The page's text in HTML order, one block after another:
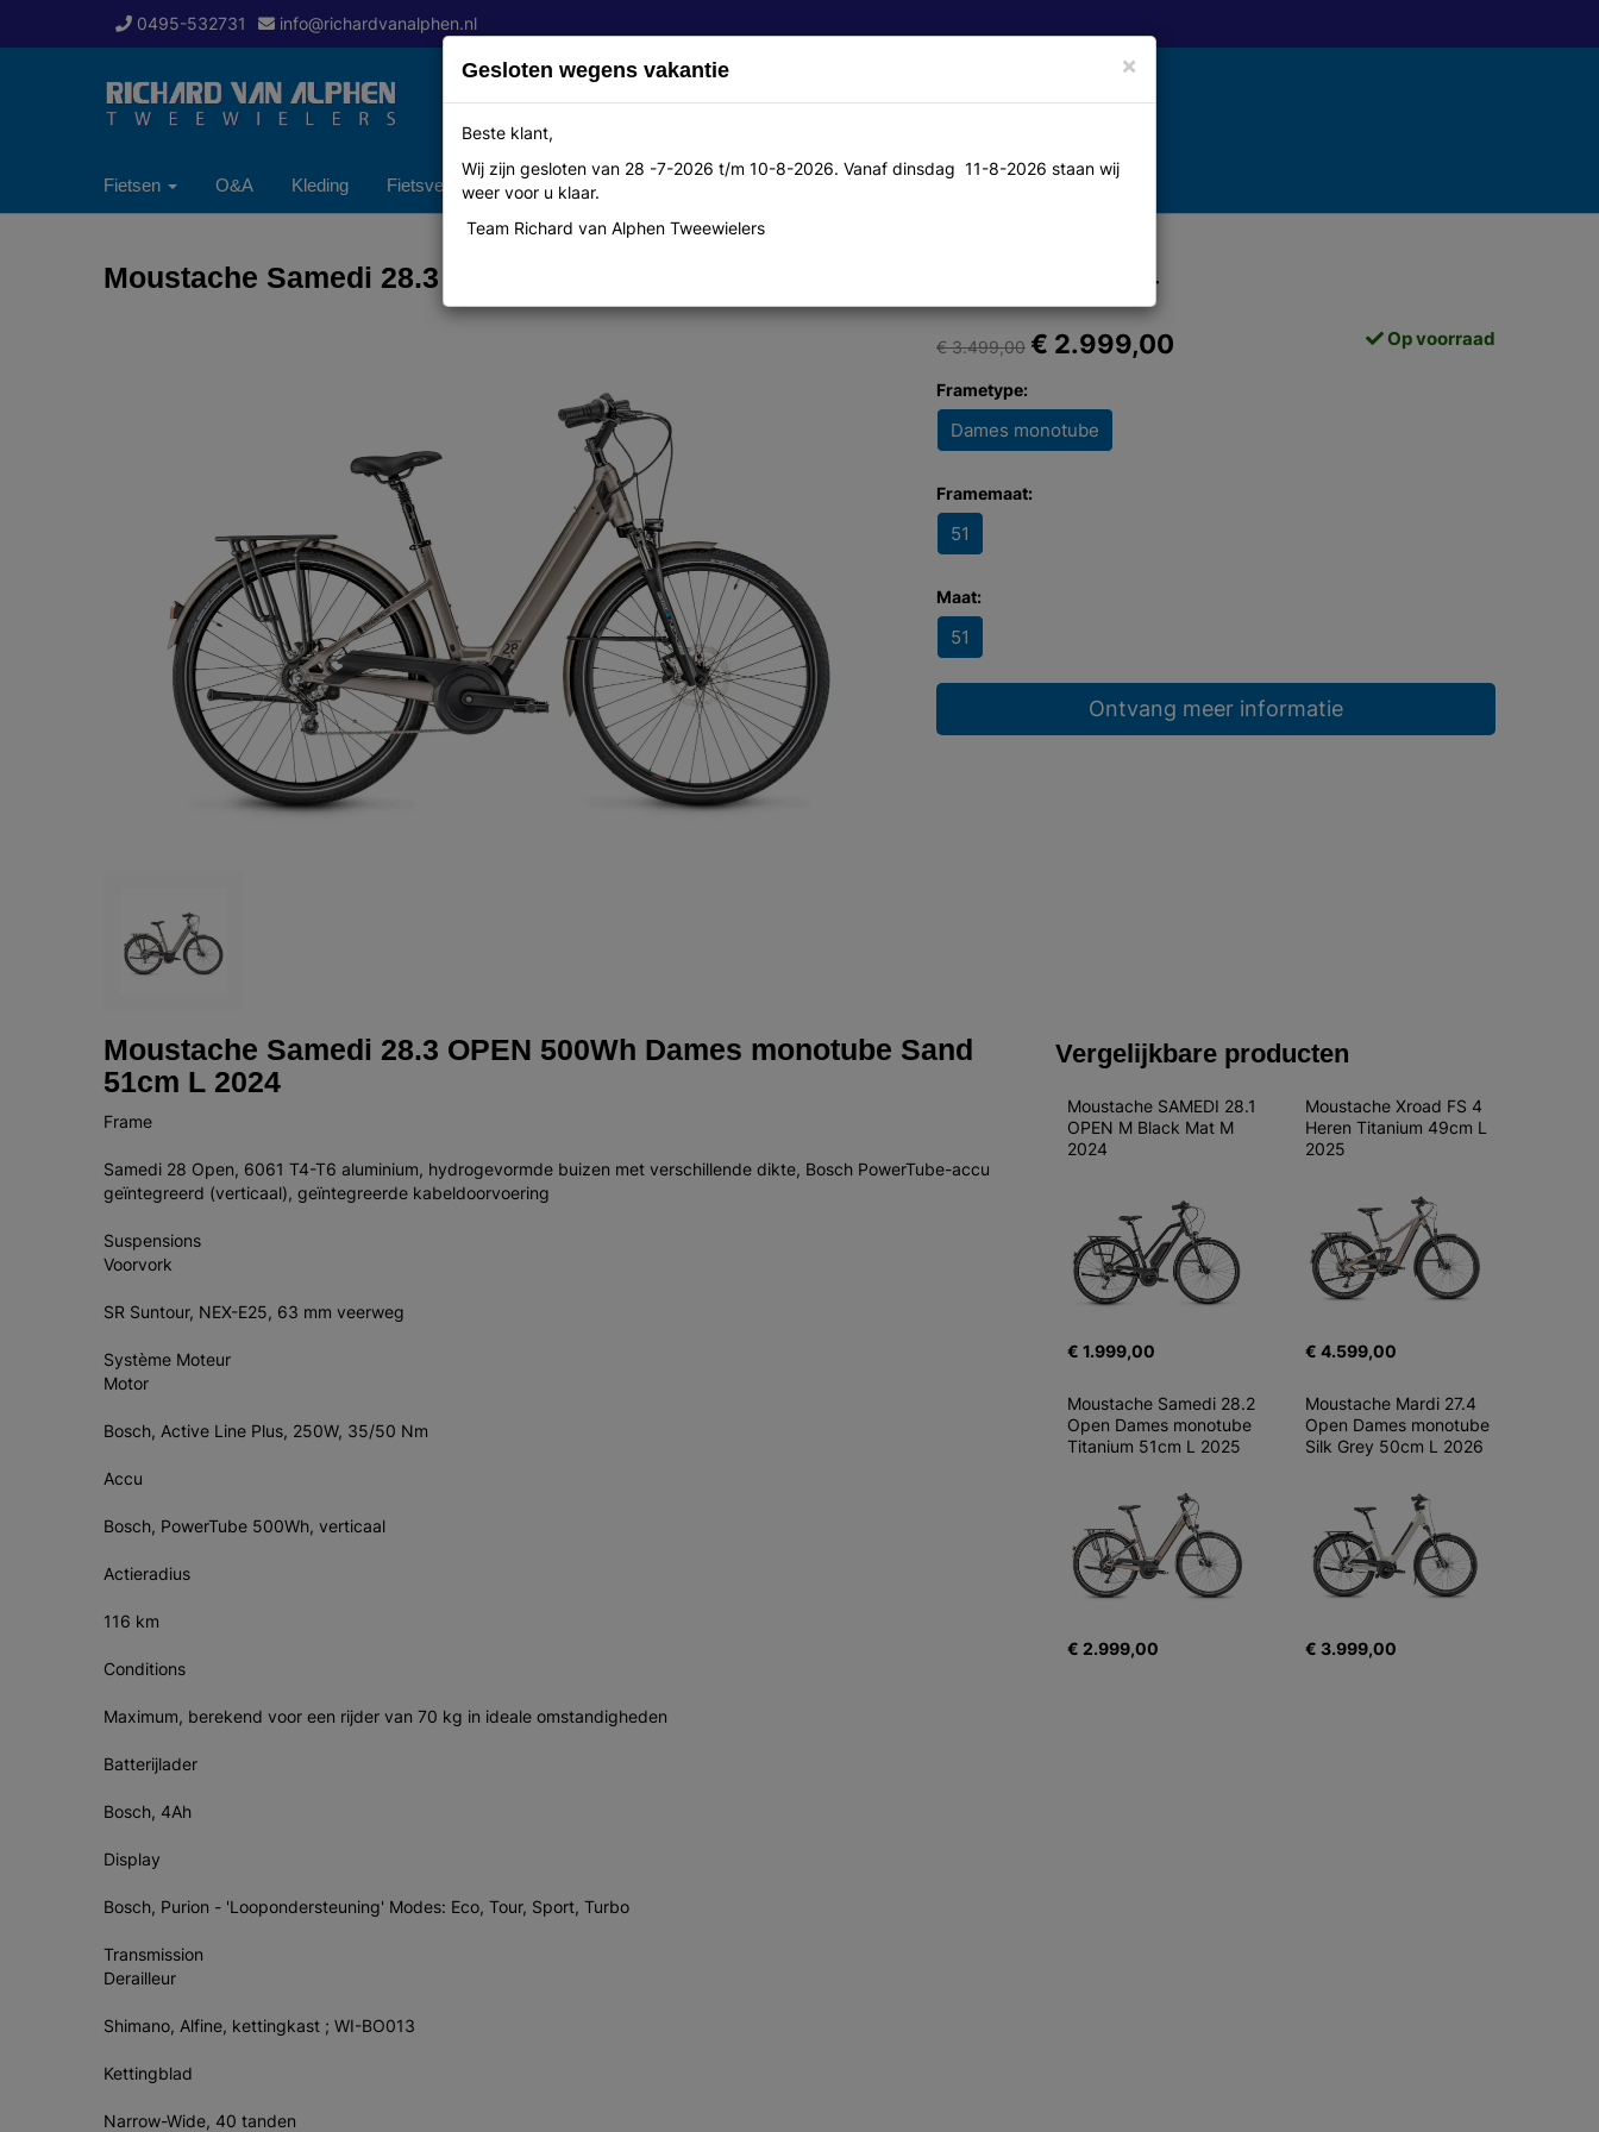
0495-532731 info@richardvanalphen.nl
Fietsen O&A Kleding Fietsverzekering Over ons Contact
Moustache Samedi 28.3 OPEN 500Wh Dames monotube Sand 51cm L 2024
€ 3.499,00 € 2.999,00 Op voorraad
Frametype:
Dames monotube
Framemaat:
51
Maat:
51
Ontvang meer informatie
Moustache Samedi 28.3 OPEN 500Wh Dames monotube Sand
51cm L 2024
Frame
Samedi 28 Open, 6061 T4-T6 aluminium, hydrogevormde buizen met verschillende dikte, Bosch PowerTube-accu
geïntegreerd (verticaal), geïntegreerde kabeldoorvoering
Suspensions
Voorvork
SR Suntour, NEX-E25, 63 mm veerweg
Système Moteur
Motor
Bosch, Active Line Plus, 250W, 35/50 Nm
Accu
Bosch, PowerTube 500Wh, verticaal
Actieradius
116 km
Conditions
Maximum, berekend voor een rijder van 70 kg in ideale omstandigheden
Batterijlader
Bosch, 4Ah
Display
Bosch, Purion - 'Loopondersteuning' Modes: Eco, Tour, Sport, Turbo
Transmission
Derailleur
Shimano, Alfine, kettingkast ; WI-BO013
Kettingblad
Narrow-Wide, 40 tanden
Vergelijkbare producten
Moustache SAMEDI 28.1
OPEN M Black Mat M
2024
€ 1.999,00
Moustache Xroad FS 4
Heren Titanium 49cm L
2025
€ 4.599,00
Moustache Samedi 28.2
Open Dames monotube
Titanium 51cm L 2025
€ 2.999,00
Moustache Mardi 27.4
Open Dames monotube
Silk Grey 50cm L 2026
€ 3.999,00
×
Gesloten wegens vakantie
Beste klant,
Wij zijn gesloten van 28 -7-2026 t/m 10-8-2026. Vanaf dinsdag 11-8-2026 staan wij
weer voor u klaar.
Team Richard van Alphen Tweewielers